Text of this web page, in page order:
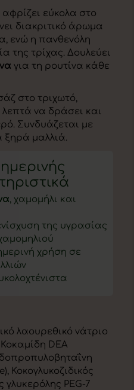
εύκολα στο
διακριτικό άρωμα
ενώ η πανθενόλη
της τρίχας. Δουλεύει
για τη ρουτίνα κάθε
στο τριχωτό,
να δράσει και
Συνδυάζεται με
ξηρά μαλλιά.
, χαμομήλι και
της υγρασίας
χρήση σε
λαουρεθικό νάτριο
DEA
Κοκογλυκοζιδικός
γλυκερόλης PEG-7